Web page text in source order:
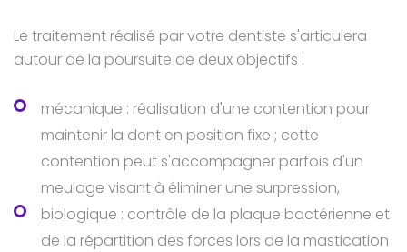
Le traitement réalisé par votre dentiste s'articulera
autour de la poursuite de deux objectifs :
mécanique : réalisation d'une contention pour
maintenir la dent en position fixe ; cette
contention peut s'accompagner parfois d'un
meulage visant à éliminer une surpression,
biologique : contrôle de la plaque bactérienne et
de la répartition des forces lors de la mastication